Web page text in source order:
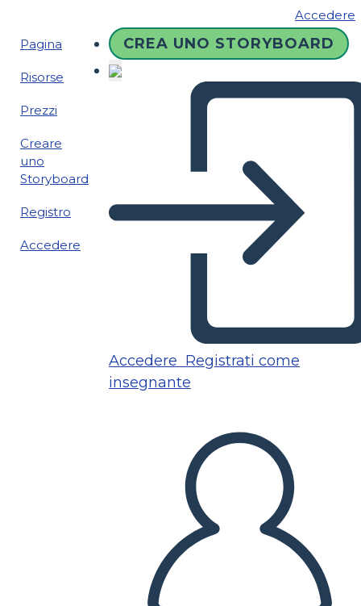
Accedere
Pagina
Risorse
Prezzi
Creare
uno
Storyboard
Registro
Accedere
CREA UNO STORYBOARD
Accedere Registrati come
insegnante